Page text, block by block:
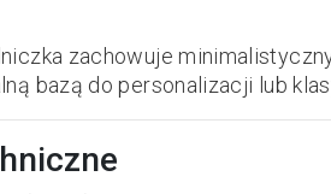
zachowuje
bazą do personalizacji lub